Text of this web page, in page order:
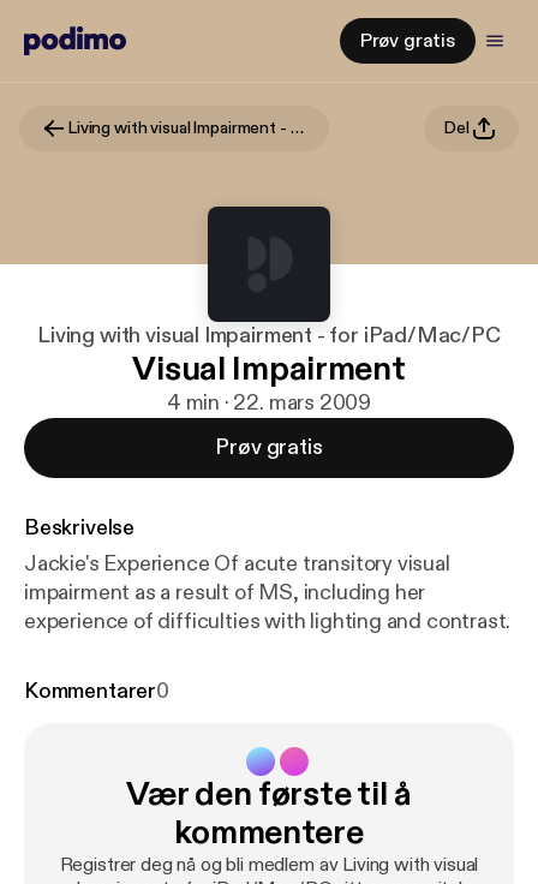
Prøv gratis
Living with visual Impairment - for iPad/Mac/PC Del
Living with visual Impairment - for iPad/Mac/PC
Visual Impairment
4 min · 22. mars 2009
Prøv gratis
Beskrivelse
Jackie's Experience Of acute transitory visual
impairment as a result of MS, including her
experience of difficulties with lighting and contrast.
Kommentarer0
Vær den første til å
kommentere
Registrer deg nå og bli medlem av Living with visual